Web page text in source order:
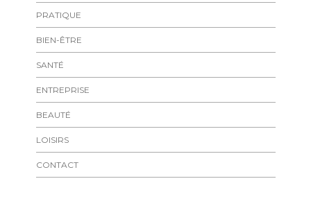
PRATIQUE
BIEN-ÊTRE
SANTÉ
ENTREPRISE
BEAUTÉ
LOISIRS
CONTACT